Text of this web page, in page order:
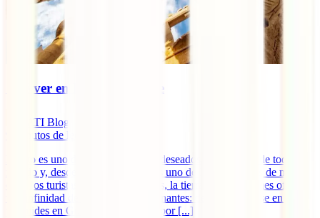
Qué ver en Luxor por libre
IATI Blog
minutos de lectura
Egipto es uno de los destinos más deseados por viajeros de todo el
mundo y, desde hace unos años, es uno de los países más de moda
entre los turistas. No es para menos, la tierra de los faraones ofrece
una infinidad de experiencias fascinantes: desde adentrarse en las
pirámides en Guiza hasta navegar por [...]